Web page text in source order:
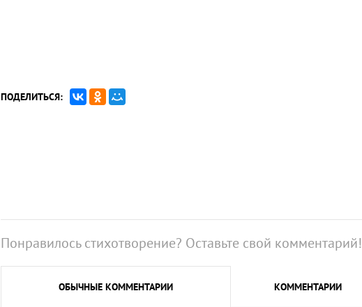
ПОДЕЛИТЬСЯ:
Понравилось стихотворение? Оставьте свой комментарий!
ОБЫЧНЫЕ КОММЕНТАРИИ КОММЕНТАРИИ